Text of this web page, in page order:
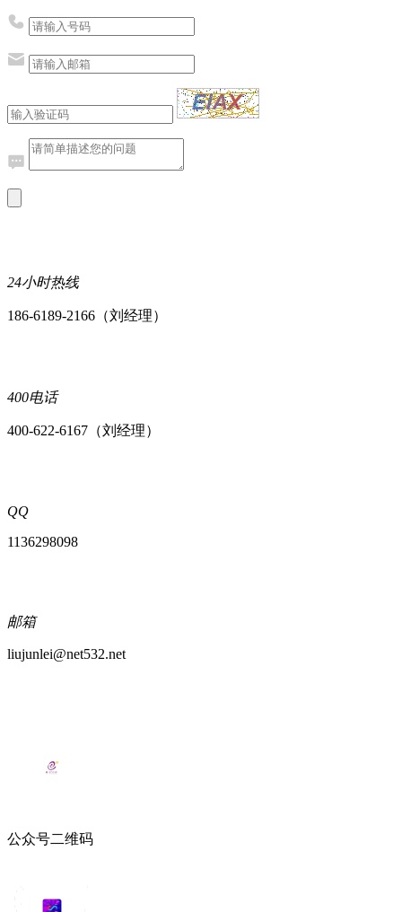
24小时热线
186-6189-2166（刘经理）
400电话
400-622-6167（刘经理）
QQ
1136298098
邮箱
liujunlei@net532.net
公众号二维码